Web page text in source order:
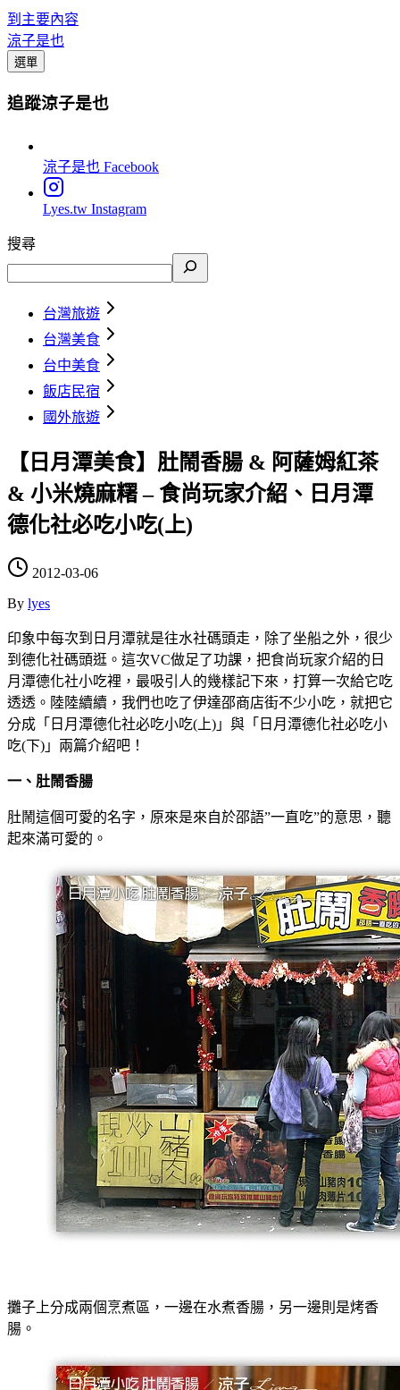
到主要內容
涼子是也
選單
追蹤涼子是也
涼子是也 Facebook
Lyes.tw Instagram
搜尋
台灣旅遊
台灣美食
台中美食
飯店民宿
國外旅遊
【日月潭美食】肚鬧香腸 & 阿薩姆紅茶
& 小米燒麻糬 – 食尚玩家介紹、日月潭
德化社必吃小吃(上)
2012-03-06
By lyes
印象中每次到日月潭就是往水社碼頭走，除了坐船之外，很少
到德化社碼頭逛。這次VC做足了功課，把食尚玩家介紹的日
月潭德化社小吃裡，最吸引人的幾樣記下來，打算一次給它吃
透透。陸陸續續，我們也吃了伊達邵商店街不少小吃，就把它
分成「日月潭德化社必吃小吃(上)」與「日月潭德化社必吃小
吃(下)」兩篇介紹吧！
一、肚鬧香腸
肚鬧這個可愛的名字，原來是來自於邵語”一直吃”的意思，聽
起來滿可愛的。
攤子上分成兩個烹煮區，一邊在水煮香腸，另一邊則是烤香
腸。